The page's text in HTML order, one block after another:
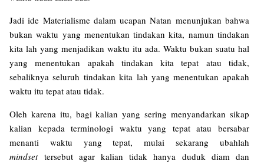
Jadi ide Materialisme dalam ucapan Natan menunjukan bahwa
bukan waktu yang menentukan tindakan kita, namun tindakan
kita lah yang menjadikan waktu itu ada. Waktu bukan suatu hal
yang menentukan apakah tindakan kita tepat atau tidak,
sebaliknya seluruh tindakan kita lah yang menentukan apakah
waktu itu tepat atau tidak.
Oleh karena itu, bagi kalian yang sering menyandarkan sikap
kalian kepada terminologi waktu yang tepat atau bersabar
menanti waktu yang tepat, mulai sekarang ubahlah
mindsettersebut agar kalian tidak hanya duduk diam dan